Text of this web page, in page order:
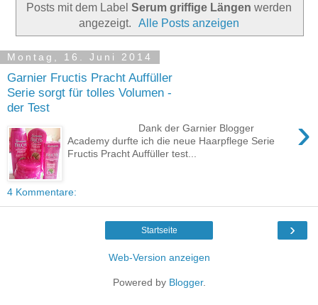
Posts mit dem Label Serum griffige Längen werden
angezeigt.
Alle Posts anzeigen
Montag, 16. Juni 2014
Garnier Fructis Pracht Auffüller
Serie sorgt für tolles Volumen -
der Test
›
Dank der Garnier Blogger
Academy durfte ich die neue Haarpflege Serie
Fructis Pracht Auffüller test...
4 Kommentare:
›
Startseite
Web-Version anzeigen
Powered by Blogger.